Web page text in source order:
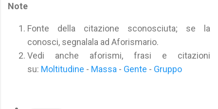
Note
Fonte della citazione sconosciuta; se la
conosci, segnalala ad Aforismario.
Vedi anche aforismi, frasi e citazioni
su: Moltitudine - Massa - Gente - Gruppo